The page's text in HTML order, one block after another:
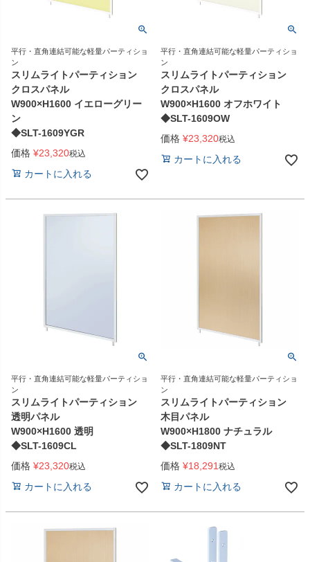
平行・直角連結可能な軽量パーティショ
ン
スリムライトパーティション
クロスパネル
W900×H1600 イエローグリー
ン
◆SLT-1609YGR
価格 ¥23,320税込
カートに入れる
平行・直角連結可能な軽量パーティショ
ン
スリムライトパーティション
クロスパネル
W900×H1600 オフホワイト
◆SLT-1609OW
価格 ¥23,320税込
カートに入れる
平行・直角連結可能な軽量パーティショ
ン
スリムライトパーティション
透明パネル
W900×H1600 透明
◆SLT-1609CL
価格 ¥23,320税込
カートに入れる
平行・直角連結可能な軽量パーティショ
ン
スリムライトパーティション
木目パネル
W900×H1800 ナチュラル
◆SLT-1809NT
価格 ¥18,291税込
カートに入れる